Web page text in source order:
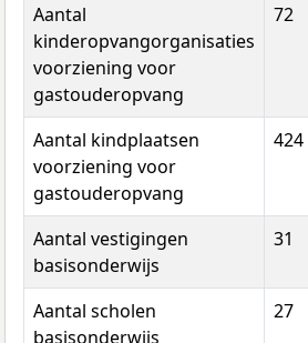
Aantal
kinderopvangorganisaties
voorziening voor
gastouderopvang
72
Aantal kindplaatsen
voorziening voor
gastouderopvang
424
Aantal vestigingen
basisonderwijs
31
Aantal scholen
basisonderwijs
27